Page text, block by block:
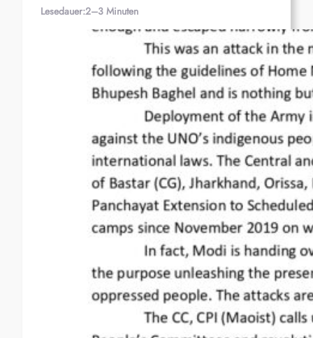
Lesedauer:2–3 Minuten